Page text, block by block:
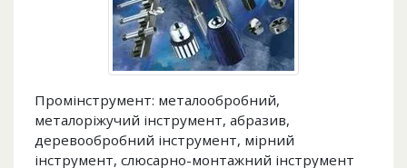
Промінструмент: металообробний,
металоріжучий інструмент, абразив,
деревообробний інструмент, мірний
інструмент, слюсарно-монтажний інструмент